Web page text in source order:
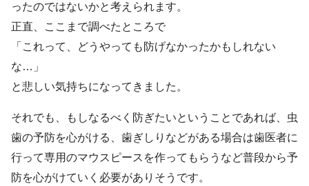
ったのではないかと考えられます。
正直、ここまで調べたところで
「これって、どうやっても防げなかったかもしれない
な…」
と悲しい気持ちになってきました。
それでも、もしなるべく防ぎたいということであれば、虫
歯の予防を心がける、歯ぎしりなどがある場合は歯医者に
行って専用のマウスピースを作ってもらうなど普段から予
防を心がけていく必要がありそうです。